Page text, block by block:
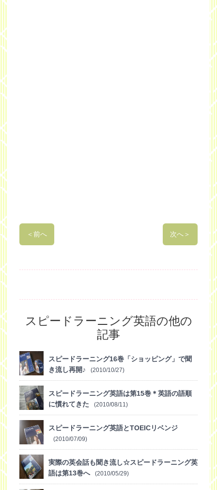
＜前へ 次へ＞
スピードラーニング英語の他の
記事
スピードラーニング16巻「ショッピング」で聞
き流し再開♪
(2010/10/27)
スピードラーニング英語は第15巻＊英語の語順
に慣れてきた
(2010/08/11)
スピードラーニング英語とTOEICリベンジ
(2010/07/09)
実際の英会話も聞き流し☆スピードラーニング英
語は第13巻へ
(2010/05/29)